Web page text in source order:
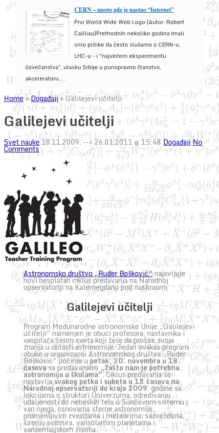
CERN – mesto gde je nastao “Internet”
Prvi World Wide Web Logo (Autor: Robert
Cailliau)Prethodnih nekoliko godina imali
smo prilike da često slušamo o CERN-u,
LHC-u - i "najvećem eksperimentu
čovečanstva", ulasku Srbije u punopravno članstvo,
akceleratoru, ...
Home»Događaji»Galilejevi učitelji
Galilejevi učitelji
Svet nauke18.11.2009. --> 26.01.2011 @ 15:48 DogađajiNo
Comments
Astronomsko društvo „Ruđer Bošković“najavljuje
novi besplatan ciklus predavanja na Narodnoj
opservatoriji na Kalemegdanu pod naslovom:
Galilejevi učitelji
Program Međunarodne astronomske Unije „Galilejevi
učitelji“ namenjen je obuci profesora, nastavnika i
vaspitača širom sveta koji žele da prošire svoja
znanja u oblasti astronomije. Jedan ovakav program
obuke u organizaciji Astronomskog društva „Ruđer
Bošković“ počinje upetak, 20. novembra u 18.
časovasa predavanjem „Zašto nam je potrebna
astronomija u školama“. Ciklus predavanja se
nastavljasvakog petka i subote u 18 časova na
Narodnoj opservatoriji do kraja 2009. godine sa
lekcijama o strukturi Univerzuma, određivanju
udaljenosti do nebeskih tela u Sunčevom sistemu i
van njega, osnovama sferne astronomije,
promenljivim zvezdama i meteorima, sazvežđima,
širenju svemira, vansolarnim planetama i
vanzemaljskom životu.